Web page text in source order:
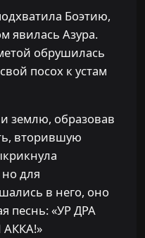
Боэтию,
явилась Азура.
обрушилась
посох к устам
землю, образовав
вторившую
для
в него, оно
песнь: «УР ДРА